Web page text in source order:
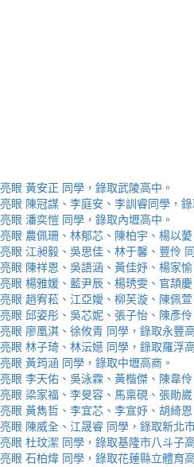
眼 黃安正 同學，錄取武陵高中。
眼 陳冠謀、李庭安、李訓睿同學，
眼 潘奕愷 同學，錄取內壢高中。
眼 農佩珊、林郁芯、陳柏宇、楊以
眼 江昶毅、吳思佳、林于馨、豐伶
眼 陳祥恩、吳語涵、黃佳妤、楊家
眼 楊雅媛、藍尹辰、楊琇雯、官頡
眼 趙宥菘、江亞嬡、柳芙漩、陳佩
眼 邱姿彤、吳芯妮、張子怡、陳彥
眼 廖凰淇、徐攸青 同學，錄取永豐
眼 林子琦、林沄嬨 同學，錄取羅浮
眼 黃筠涵 同學，錄取中壢高商。
眼 李天佑、吳泳霖、黃楷傑、陳韋
眼 梁家福、李旻容、馬稟硯、張勛
眼 黃雋哲、李宜芯、李宣妤、胡綺
眼 陳威全、江晟睿 同學，錄取新北
眼 杜玟潔 同學，錄取基隆市八斗子
眼 石柏煒 同學，錄取花蓮縣立體育